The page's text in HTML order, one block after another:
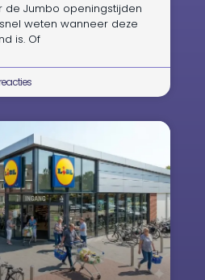
de Jumbo openingstijden
weten wanneer deze
is. Of